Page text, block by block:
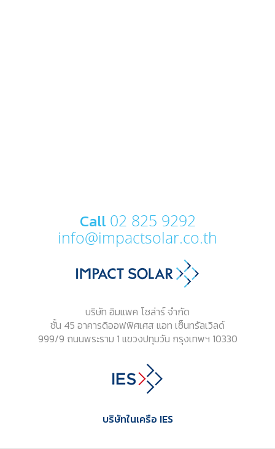
Call 02 825 9292
info@impactsolar.co.th
บริษัท อิมแพค โซล่าร์ จำกัด
ชั้น 45 อาคารดิออฟฟิศเศส แอท เซ็นทรัลเวิลด์
999/9 ถนนพระราม 1 แขวงปทุมวัน กรุงเทพฯ 10330
บริษัทในเครือ IES